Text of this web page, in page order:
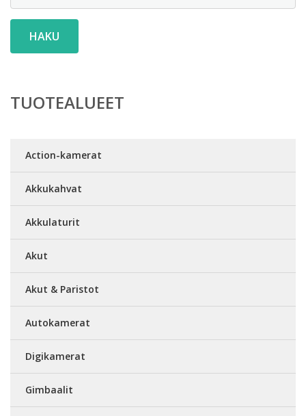
HAKU
TUOTEALUEET
Action-kamerat
Akkukahvat
Akkulaturit
Akut
Akut & Paristot
Autokamerat
Digikamerat
Gimbaalit